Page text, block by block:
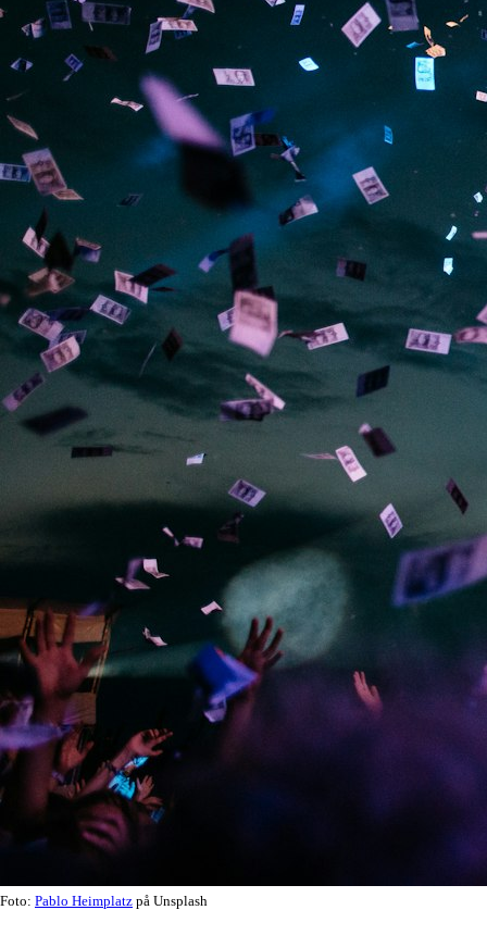
Foto: Pablo Heimplatz på Unsplash